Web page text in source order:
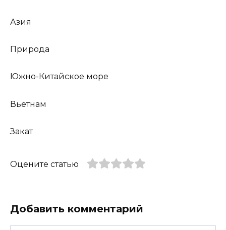
Азия
Природа
Южно-Китайское море
Вьетнам
Закат
Оцените статью
Добавить комментарий